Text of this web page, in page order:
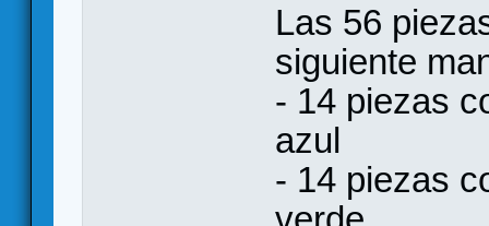
Las 56
siguiente
- 14 piezas
azul
- 14 piezas